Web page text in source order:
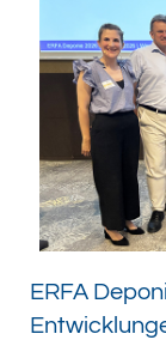
ERFA